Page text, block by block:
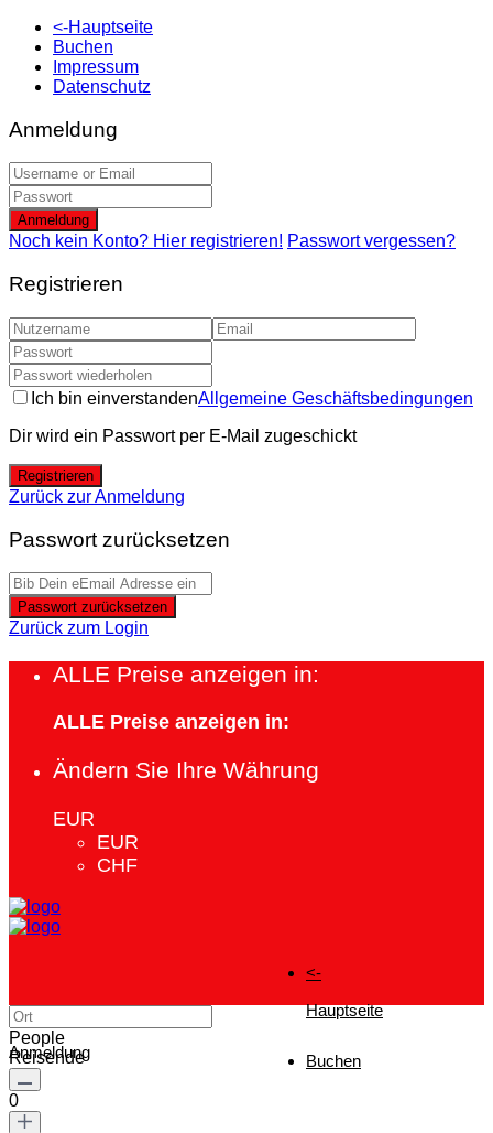
<-Hauptseite
Buchen
Impressum
Datenschutz
Anmeldung
Anmeldung
Noch kein Konto? Hier registrieren! Passwort vergessen?
Registrieren
Ich bin einverstandenAllgemeine Geschäftsbedingungen
Dir wird ein Passwort per E-Mail zugeschickt
Registrieren
Zurück zur Anmeldung
Passwort zurücksetzen
Passwort zurücksetzen
Zurück zum Login
ALLE Preise anzeigen in:
ALLE Preise anzeigen in:
Ändern Sie Ihre Währung
EUR
EUR
CHF
<-
Hauptseite
Buchen
Anmeldung
People
Reisende
0